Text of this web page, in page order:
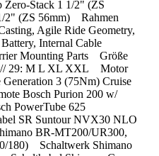
Zero-Stack 1 1/2" (ZS
2" (ZS 56mm) Rahmen
Agile Ride Geometry,
Internal Cable
Mounting Parts Größe
// 29: M L XL XXL Motor
3 (75Nm) Cruise
Bosch Purion 200 w/
PowerTube 625
SR Suntour NVX30 NLO
BR-MT200/UR300,
180) Schaltwerk Shimano